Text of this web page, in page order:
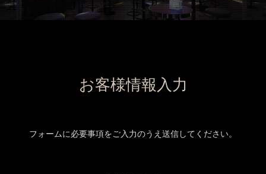
お客様情報入力
フォームに必要事項をご入力のうえ送信してください。